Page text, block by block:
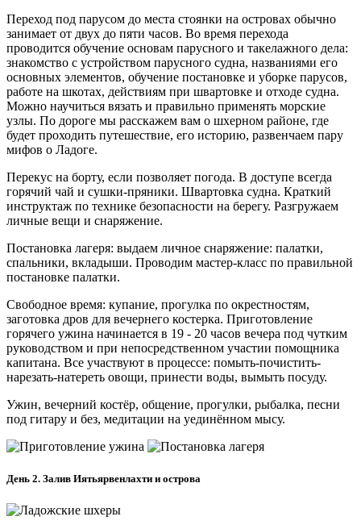
Переход под парусом до места стоянки на островах обычно
занимает от двух до пяти часов. Во время перехода
проводится обучение основам парусного и такелажного дела:
знакомство с устройством парусного судна, названиями его
основных элементов, обучение постановке и уборке парусов,
работе на шкотах, действиям при швартовке и отходе судна.
Можно научиться вязать и правильно применять морские
узлы. По дороге мы расскажем вам о шхерном районе, где
будет проходить путешествие, его историю, развенчаем пару
мифов о Ладоге.
Перекус на борту, если позволяет погода. В доступе всегда
горячий чай и сушки-пряники. Швартовка судна. Краткий
инструктаж по технике безопасности на берегу. Разгружаем
личные вещи и снаряжение.
Постановка лагеря: выдаем личное снаряжение: палатки,
спальники, вкладыши. Проводим мастер-класс по правильной
постановке палатки.
Свободное время: купание, прогулка по окрестностям,
заготовка дров для вечернего костерка. Приготовление
горячего ужина начинается в 19 - 20 часов вечера под чутким
руководством и при непосредственном участии помощника
капитана. Все участвуют в процессе: помыть-почистить-
нарезать-натереть овощи, принести воды, вымыть посуду.
Ужин, вечерний костёр, общение, прогулки, рыбалка, песни
под гитару и без, медитации на уединённом мысу.
День 2. Залив Иятьярвенлахти и острова